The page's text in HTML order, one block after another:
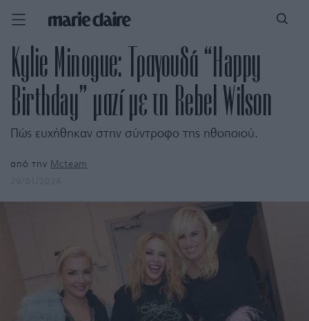
Kylie Minogue: Τραγουδά “Happy
Birthday” μαζί με τη Rebel Wilson
Πώς ευχήθηκαν στην σύντροφο της ηθοποιού.
από την Mcteam